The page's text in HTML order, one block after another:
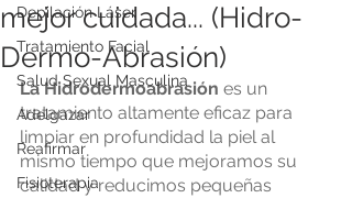
Depilación Láser
Tratamiento Facial
Salud Sexual Masculina
Adelgazar
Reafirmar
Fisioterapia
mejor cuidada... (Hidro-
Dermo-Abrasión)
La Hidrodermoabrasión es un
tratamiento altamente eficaz para
limpiar en profundidad la piel al
mismo tiempo que mejoramos su
calidad y reducimos pequeñas